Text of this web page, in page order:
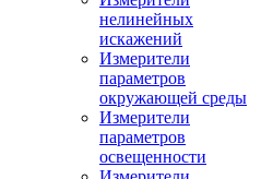
нелинейных
искажений
Измерители
параметров
окружающей среды
Измерители
параметров
освещенности